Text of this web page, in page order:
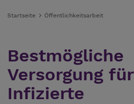
Startseite Öffentlichkeitsarbeit
Bestmögliche
Versorgung für
Infizierte